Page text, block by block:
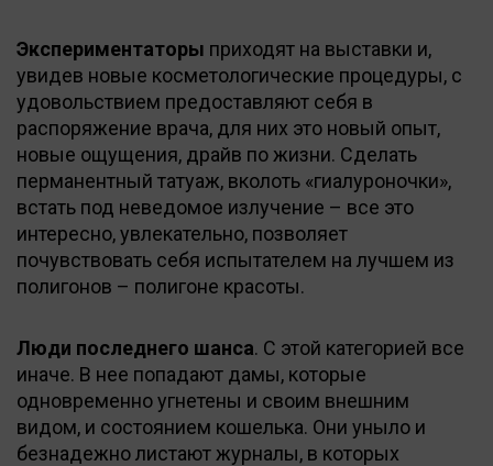
Экспериментаторы приходят на выставки и,
увидев новые косметологические процедуры, с
удовольствием предоставляют себя в
распоряжение врача, для них это новый опыт,
новые ощущения, драйв по жизни. Сделать
перманентный татуаж, вколоть «гиалуроночки»,
встать под неведомое излучение – все это
интересно, увлекательно, позволяет
почувствовать себя испытателем на лучшем из
полигонов – полигоне красоты.
Люди последнего шанса. С этой категорией все
иначе. В нее попадают дамы, которые
одновременно угнетены и своим внешним
видом, и состоянием кошелька. Они уныло и
безнадежно листают журналы, в которых